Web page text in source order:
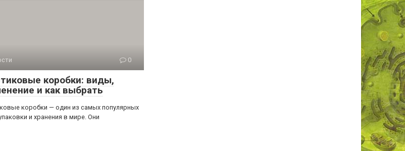
0
коробки: виды,
и как выбрать
коробки — один из самых популярных
и хранения в мире. Они